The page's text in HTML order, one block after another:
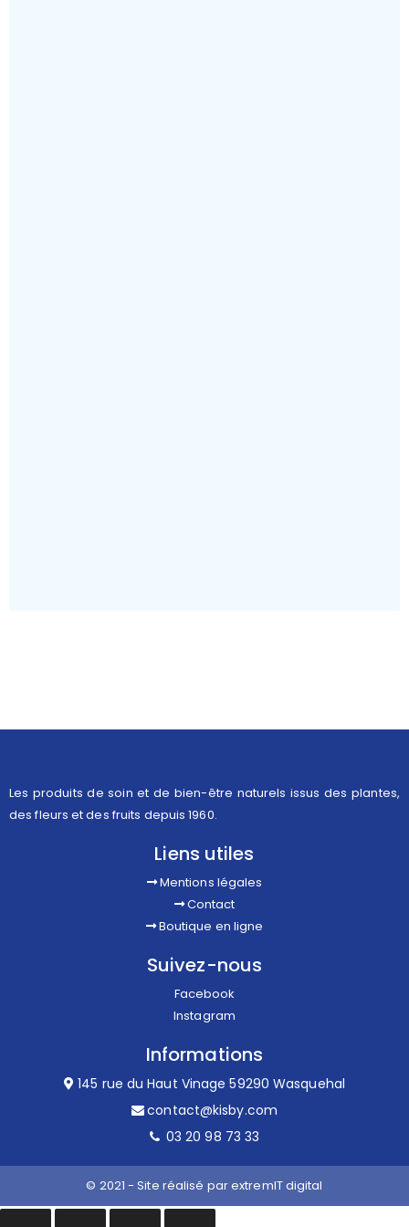
Les produits de soin et de bien-être naturels issus des plantes,
des fleurs et des fruits depuis 1960.
Liens utiles
Mentions légales
Contact
Boutique en ligne
Suivez-nous
Facebook
Instagram
Informations
145 rue du Haut Vinage 59290 Wasquehal
contact@kisby.com
03 20 98 73 33
© 2021 - Site réalisé parextremIT digital